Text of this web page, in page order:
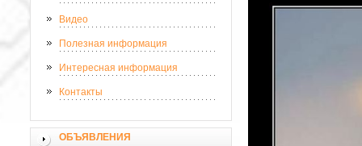
Видео
Полезная информация
Интересная информация
Контакты
ОБЪЯВЛЕНИЯ